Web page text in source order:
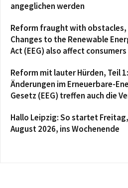
angeglichen werden
Reform fraught with obstacles,
Changes to the Renewable
Act (EEG) also affect consumers
Reform mit lauter Hürden, Teil 1:
Änderungen im Erneuerbare-
Gesetz (EEG) treffen auch die
Hallo Leipzig: So startet
August 2026, ins Wochenende